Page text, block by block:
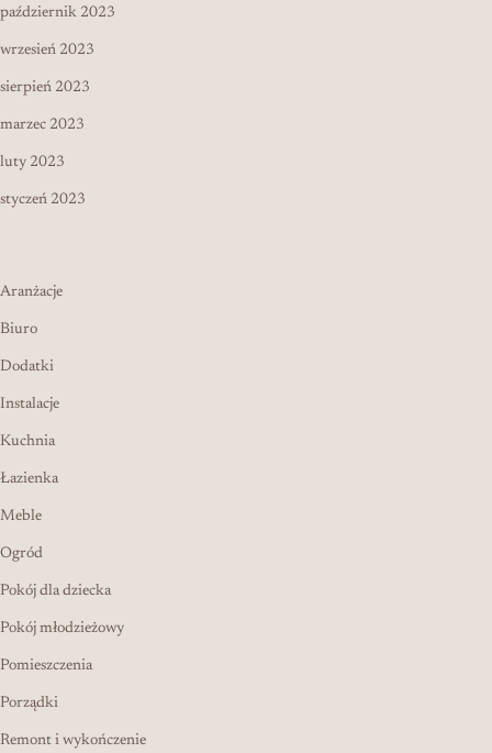
październik 2023
wrzesień 2023
sierpień 2023
marzec 2023
luty 2023
styczeń 2023
Aranżacje
Biuro
Dodatki
Instalacje
Kuchnia
Łazienka
Meble
Ogród
Pokój dla dziecka
Pokój młodzieżowy
Pomieszczenia
Porządki
Remont i wykończenie